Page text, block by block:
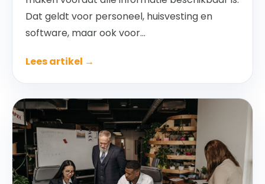
Dat geldt voor personeel, huisvesting en
software, maar ook voor...
Lees artikel →